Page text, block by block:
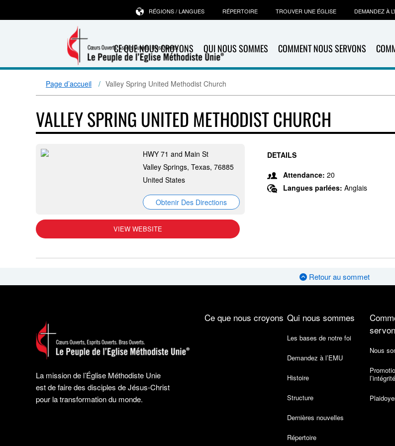
CE QUE NOUS CROYONS QUI NOUS SOMMES COMMENT NOUS SERVONS
RÉGIONS / LANGUES RÉPERTOIRE TROUVER UNE ÉGLISE DEMANDEZ À
Page d’accueil Valley Spring United Methodist Church
VALLEY SPRING UNITED METHODIST CHURCH
HWY 71 and Main St
Valley Springs, Texas, 76885
United States
Obtenir Des Directions
VIEW WEBSITE
DETAILS
Attendance: 20
Langues parlées: Anglais
Retour au sommet
La mission de l’Église Méthodiste Unie
est de faire des disciples de Jésus-Christ
pour la transformation du monde.
Ce que nous croyons Qui nous sommes
Les bases de notre foi
Demandez à l’EMU
Histoire
Structure
Dernières nouvelles
Répertoire
Nous
l’intégrité